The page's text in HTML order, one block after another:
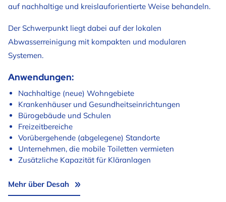
auf nachhaltige und kreislauforientierte Weise behandeln.
Der Schwerpunkt liegt dabei auf der lokalen
Abwasserreinigung mit kompakten und modularen
Systemen.
Anwendungen:
Nachhaltige (neue) Wohngebiete
Krankenhäuser und Gesundheitseinrichtungen
Bürogebäude und Schulen
Freizeitbereiche
Vorübergehende (abgelegene) Standorte
Unternehmen, die mobile Toiletten vermieten
Zusätzliche Kapazität für Kläranlagen
Mehr über Desah